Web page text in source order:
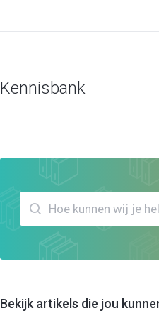
Kennisbank
Bekijk artikels die jou